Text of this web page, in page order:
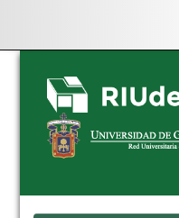
Skip
navigation